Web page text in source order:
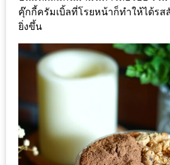
ร้าน
ที่
ชม
ประจำ
คุ๊กกี้ครัมเบิ้ลที่โรยหน้าก็ทำให้ได้รส
ยิ่งขึ้น